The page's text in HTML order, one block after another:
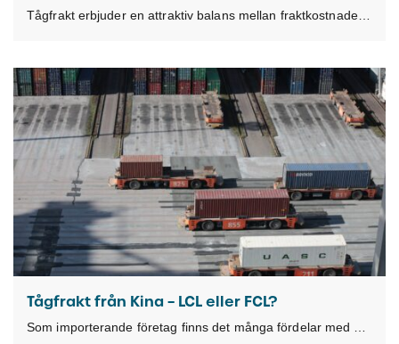
Tågfrakt erbjuder en attraktiv balans mellan fraktkostnader och ledtider när du ska frakta gods från
Tågfrakt från Kina – LCL eller FCL?
Som importerande företag finns det många fördelar med att välja tågfrakt från Kina för att